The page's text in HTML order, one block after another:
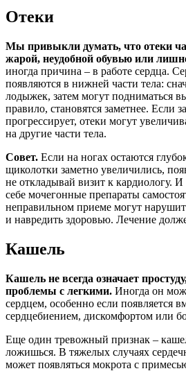
Отеки
Мы привыкли думать, что отеки
жарой, неудобной обувью или
иногда причина – в работе сердца.
появляются в нижней части тела:
лодыжек, затем могут подниматься
правило, становятся заметнее. Если
прогрессирует, отеки могут
на другие части тела.
Совет. Если на ногах остаются
щиколотки заметно увеличились,
не откладывай визит к кардиологу. И
себе мочегонные препараты
неправильном приеме могут
и навредить здоровью. Лечение
Кашель
Кашель не всегда означает
проблемы с легкими. Иногда он
сердцем, особенно если появляется
сердцебиением, дискомфортом или
Еще один тревожный признак –
ложишься. В тяжелых случаях
может появляться мокрота с